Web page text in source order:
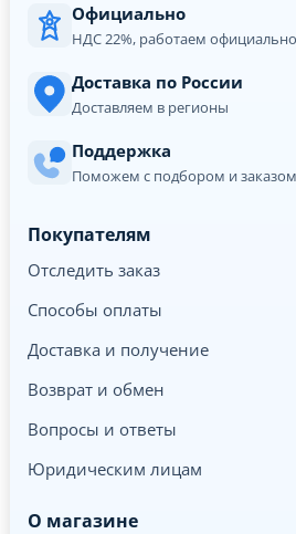
Официально
НДС 22%, работаем официально
Доставка по России
Доставляем в регионы
Поддержка
Поможем с подбором и заказом
Покупателям
Отследить заказ
Способы оплаты
Доставка и получение
Возврат и обмен
Вопросы и ответы
Юридическим лицам
О магазине